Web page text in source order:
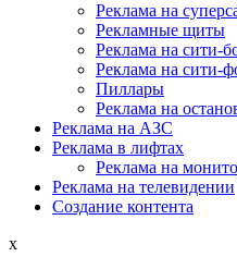
Реклама на
Рекламные щиты
Реклама на сити-
Реклама на сити-
Пиллары
Реклама на
Реклама на АЗС
Реклама в лифтах
Реклама на
Реклама на телевидении
Создание контента
x